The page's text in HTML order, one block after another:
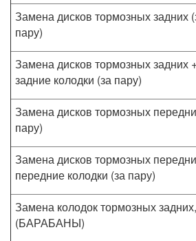
Замена дисков тормозных задних
пару)
Замена дисков тормозных задних
задние колодки (за пару)
Замена дисков тормозных
пару)
Замена дисков тормозных
передние колодки (за пару)
Замена колодок тормозных задних,
(БАРАБАНЫ)